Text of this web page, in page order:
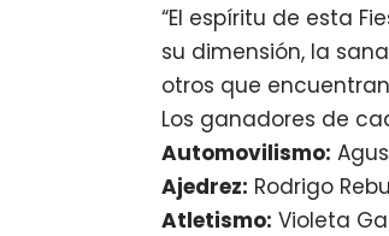
“El espíritu de esta
su dimensión, la
otros que
Los ganadores de
Automovilismo:
Ajedrez: Rodrigo
Atletismo: Violeta